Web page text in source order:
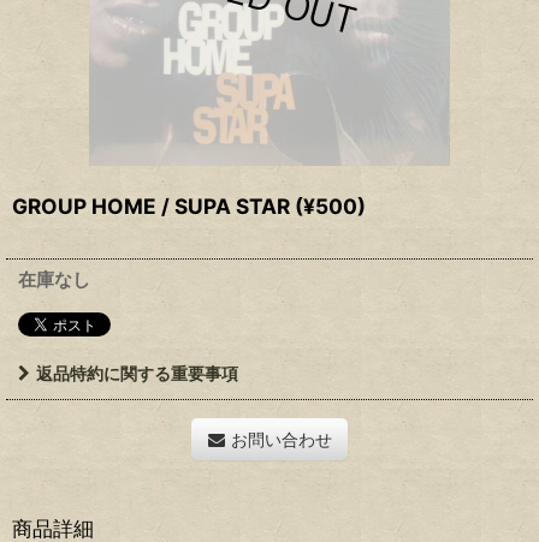
GROUP HOME / SUPA STAR (¥500)
在庫なし
返品特約に関する重要事項
お問い合わせ
商品詳細